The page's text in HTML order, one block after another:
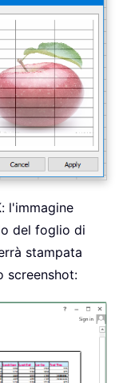
: l'immagine
del foglio di
stampata
screenshot: